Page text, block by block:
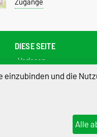
DIESE SEITE
Vorlesen
Drucken
und die
Alle